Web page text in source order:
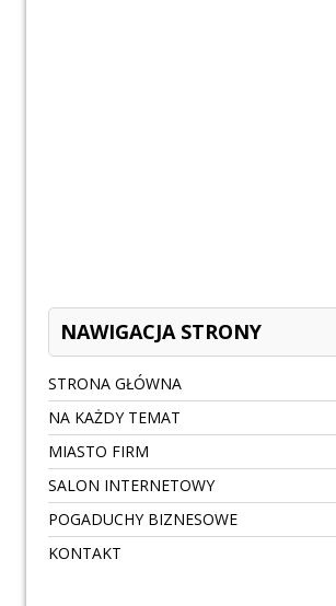
NAWIGACJA STRONY
STRONA GŁÓWNA
NA KAŻDY TEMAT
MIASTO FIRM
SALON INTERNETOWY
POGADUCHY BIZNESOWE
KONTAKT